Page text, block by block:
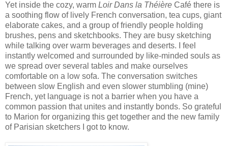
Yet inside the cozy, warm Loir Dans la Théière Café there is
a soothing flow of lively French conversation, tea cups, giant
elaborate cakes, and a group of friendly people holding
brushes, pens and sketchbooks. They are busy sketching
while talking over warm beverages and deserts. I feel
instantly welcomed and surrounded by like-minded souls as
we spread over several tables and make ourselves
comfortable on a low sofa. The conversation switches
between slow English and even slower stumbling (mine)
French, yet language is not a barrier when you have a
common passion that unites and instantly bonds. So grateful
to Marion for organizing this get together and the new family
of Parisian sketchers I got to know.